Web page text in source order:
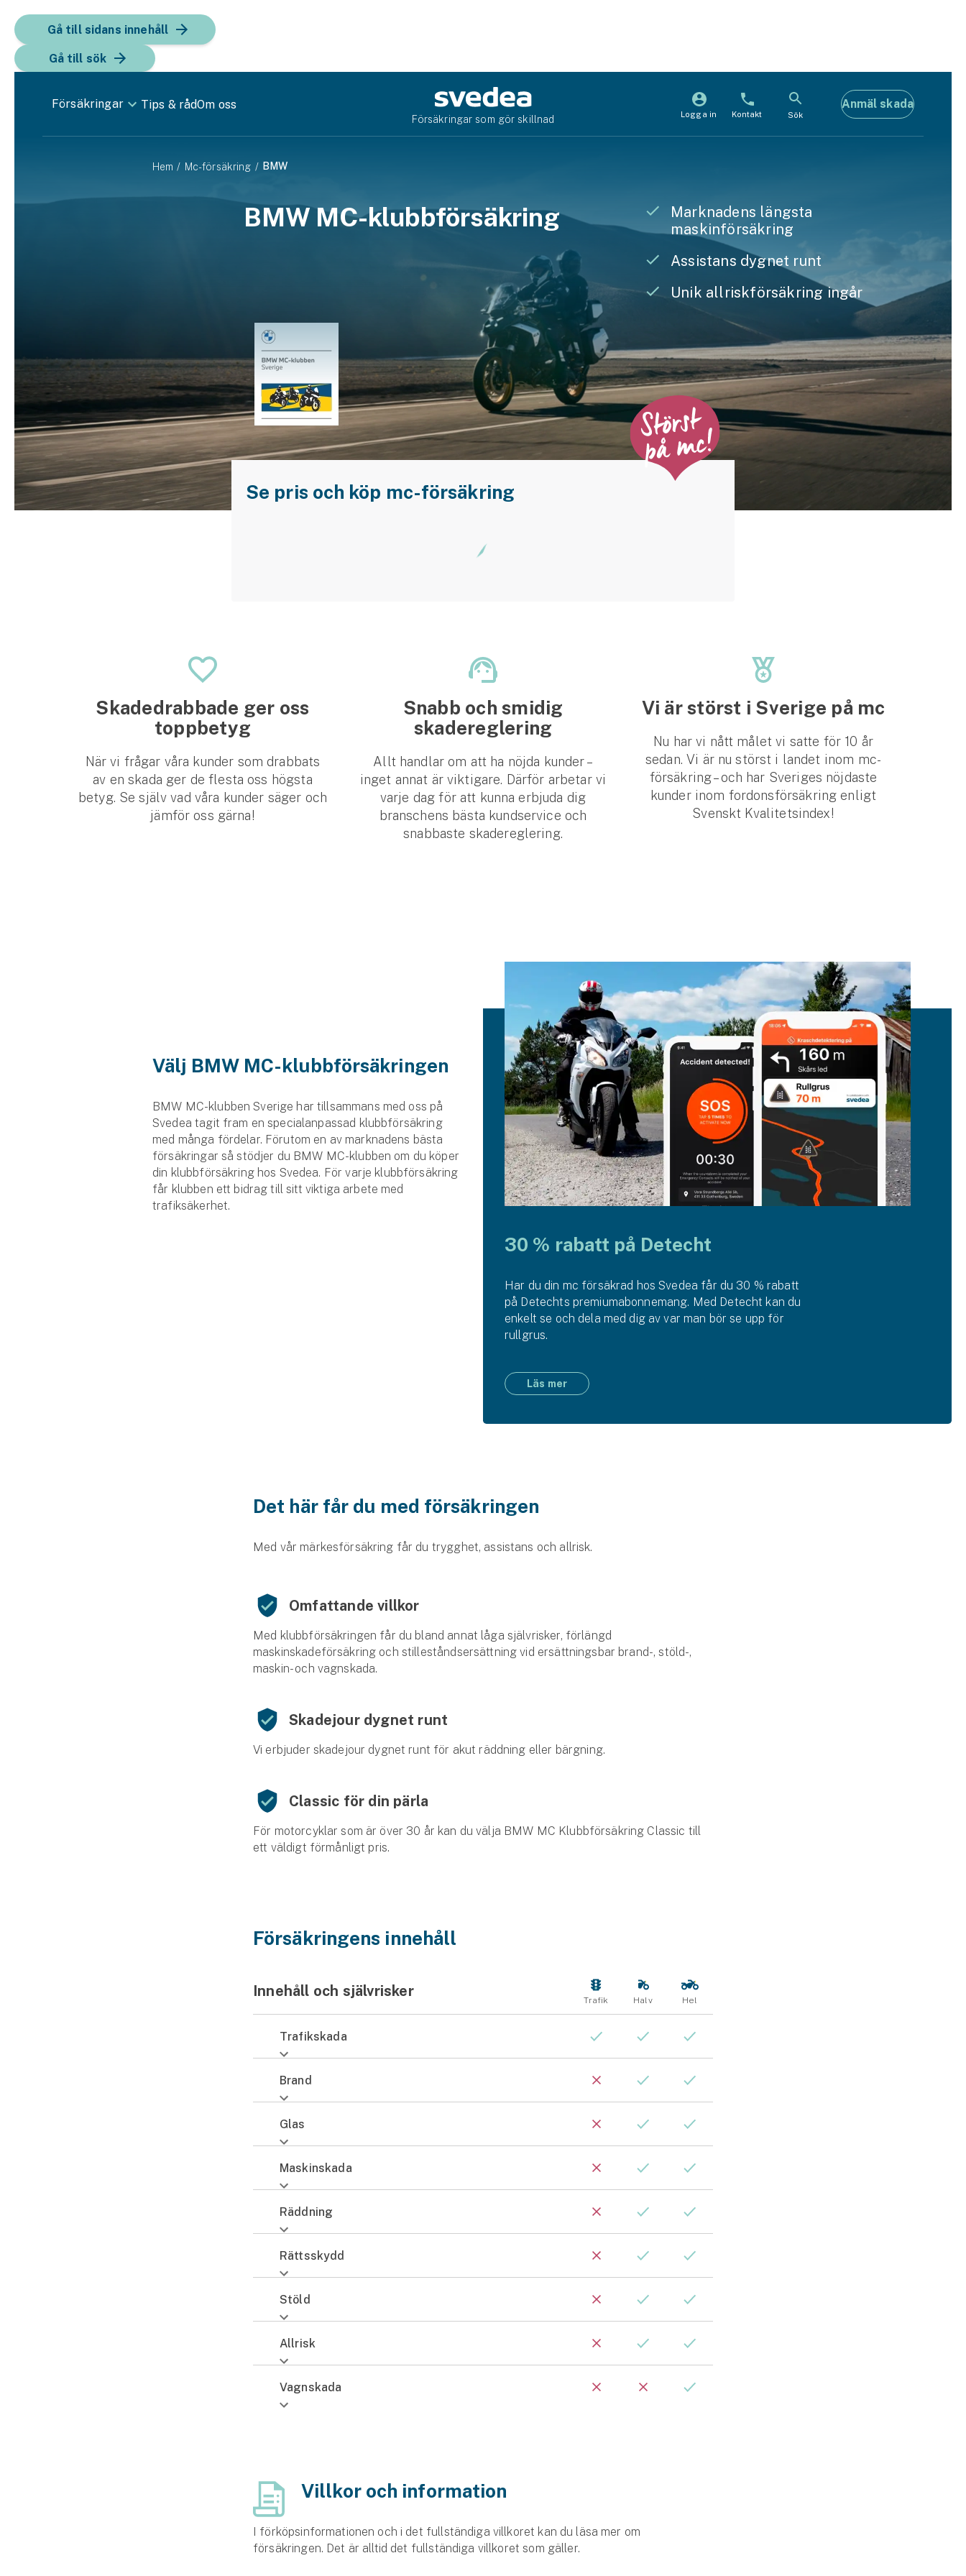
Gå till sidans innehåll
Gå till sök
Försäkringar Tips & rådOm oss
Försäkringar som gör skillnad Logga in Kontakt Sök
Anmäl skada
Husvagnsförsäkring
Motorcykel
Mc-försäkring
Märkesförsäkringar
Båt
Jakthundsförsäkring
Djurförsäkring
Hem & hus
Se alla försäkringar
Hem Mc-försäkring BMW
BMW MC-klubbförsäkring
Marknadens längsta
maskinförsäkring
Assistans dygnet runt
Unik allriskförsäkring ingår
Se pris och köp mc-försäkring
Skadedrabbade ger oss
toppbetyg
När vi frågar våra kunder som drabbats
av en skada ger de flesta oss högsta
betyg. Se själv vad våra kunder säger och
jämför oss gärna!
Snabb och smidig
skadereglering
Allt handlar om att ha nöjda kunder –
inget annat är viktigare. Därför arbetar vi
varje dag för att kunna erbjuda dig
branschens bästa kundservice och
snabbaste skadereglering.
Vi är störst i Sverige på mc
Nu har vi nått målet vi satte för 10 år
sedan. Vi är nu störst i landet inom mc-
försäkring – och har Sveriges nöjdaste
kunder inom fordonsförsäkring enligt
Svenskt Kvalitetsindex!
Välj BMW MC-klubbförsäkringen
BMW MC-klubben Sverige har tillsammans med oss på
Svedea tagit fram en specialanpassad klubbförsäkring
med många fördelar. Förutom en av marknadens bästa
försäkringar så stödjer du BMW MC-klubben om du köper
din klubbförsäkring hos Svedea. För varje klubbförsäkring
får klubben ett bidrag till sitt viktiga arbete med
trafiksäkerhet.
30 % rabatt på Detecht
Har du din mc försäkrad hos Svedea får du 30 % rabatt
på Detechts premiumabonnemang. Med Detecht kan du
enkelt se och dela med dig av var man bör se upp för
rullgrus.
Läs mer
Det här får du med försäkringen
Med vår märkesförsäkring får du trygghet, assistans och allrisk.
Omfattande villkor
Med klubbförsäkringen får du bland annat låga självrisker, förlängd
maskinskadeförsäkring och stilleståndsersättning vid ersättningsbar brand-, stöld-,
maskin- och vagnskada.
Skadejour dygnet runt
Vi erbjuder skadejour dygnet runt för akut räddning eller bärgning.
Classic för din pärla
För motorcyklar som är över 30 år kan du välja BMW MC Klubbförsäkring Classic till
ett väldigt förmånligt pris.
Försäkringens innehåll
Innehåll och självrisker
Trafik Halv Hel
Trafikskada
Brand
Glas
Maskinskada
Räddning
Rättsskydd
Stöld
Allrisk
Vagnskada
Villkor och information
I förköpsinformationen och i det fullständiga villkoret kan du läsa mer om
försäkringen. Det är alltid det fullständiga villkoret som gäller.